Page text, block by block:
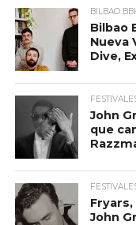
BILBAO
Bilbao
Nueva
Dive,
John
que
John